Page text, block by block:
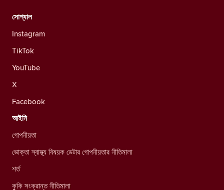
সোশ্যাল
Instagram
TikTok
YouTube
X
Facebook
আইনি
গোপনীয়তা
ভোক্তা স্বাস্থ্য বিষয়ক ডেটার গোপনীয়তার নীতিমালা
শর্ত
কুকি সংক্রান্ত নীতিমালা